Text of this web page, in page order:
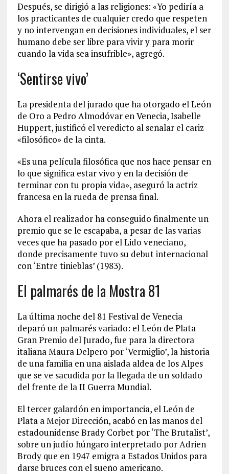
Después, se dirigió a las religiones: «Yo pediría a
los practicantes de cualquier credo que respeten
y no intervengan en decisiones individuales, el ser
humano debe ser libre para vivir y para morir
cuando la vida sea insufrible», agregó.
‘Sentirse vivo’
La presidenta del jurado que ha otorgado el León
de Oro a Pedro Almodóvar en Venecia, Isabelle
Huppert, justificó el veredicto al señalar el cariz
«filosófico» de la cinta.
«Es una película filosófica que nos hace pensar en
lo que significa estar vivo y en la decisión de
terminar con tu propia vida», aseguró la actriz
francesa en la rueda de prensa final.
Ahora el realizador ha conseguido finalmente un
premio que se le escapaba, a pesar de las varias
veces que ha pasado por el Lido veneciano,
donde precisamente tuvo su debut internacional
con ‘Entre tinieblas’ (1983).
El palmarés de la Mostra 81
La última noche del 81 Festival de Venecia
deparó un palmarés variado: el León de Plata
Gran Premio del Jurado, fue para la directora
italiana Maura Delpero por ‘Vermiglio’, la historia
de una familia en una aislada aldea de los Alpes
que se ve sacudida por la llegada de un soldado
del frente de la II Guerra Mundial.
El tercer galardón en importancia, el León de
Plata a Mejor Dirección, acabó en las manos del
estadounidense Brady Corbet por ‘The Brutalist’,
sobre un judío húngaro interpretado por Adrien
Brody que en 1947 emigra a Estados Unidos para
darse bruces con el sueño americano.